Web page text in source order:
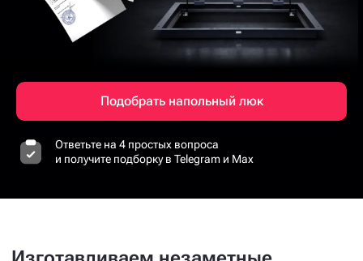
Подобрать напольный люк
Ответьте на 4 простых вопроса
и получите подборку в Telegram и Max